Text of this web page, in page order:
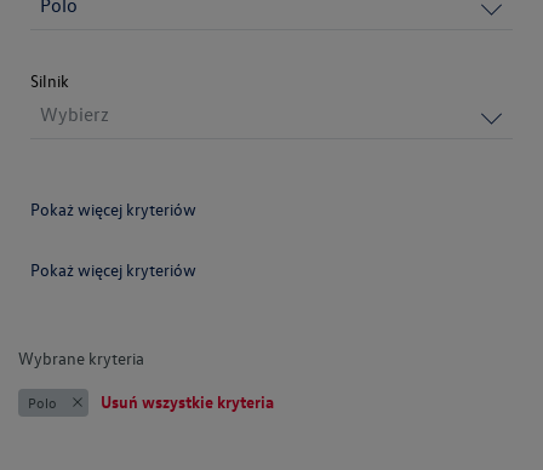
Polo
Silnik
Wybierz
Pokaż więcej kryteriów
Wybierz
Wybierz
Wybierz
Wybierz
Pokaż więcej kryteriów
Wybrane kryteria
Polo Usuń wszystkie kryteria